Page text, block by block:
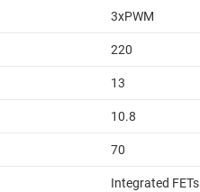
3xPWM
220
13
10.8
70
Integrated FETs